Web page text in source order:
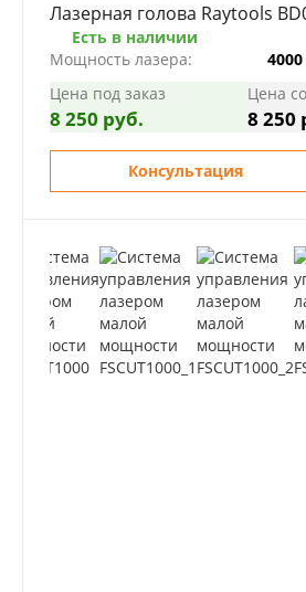
Лазерная голова Raytools
Есть в наличии
Мощность лазера:
Цена под заказ
8 250 руб.
Цена
8 250
Консультация